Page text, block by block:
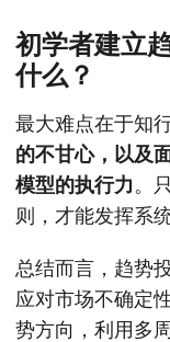
初学者建立
什么？
最大难点在于知
的不甘心，以及
模型的执行力。
则，才能发挥系
总结而言，趋势
应对市场不确定
势方向，利用多